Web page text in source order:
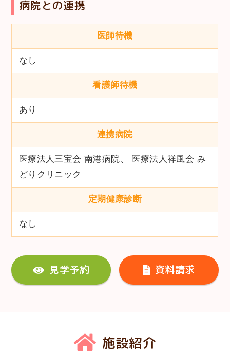
病院との連携
医師待機
なし
看護師待機
あり
連携病院
医療法人三宝会 南港病院、 医療法人祥風会 み
どりクリニック
定期健康診断
なし
見学予約 資料請求
施設紹介